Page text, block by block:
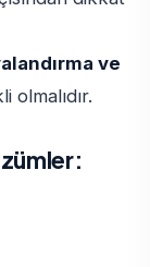
ve
olmalıdır.